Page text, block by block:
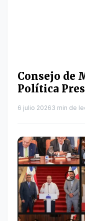
Consejo de
Política
6 julio 20263 min de